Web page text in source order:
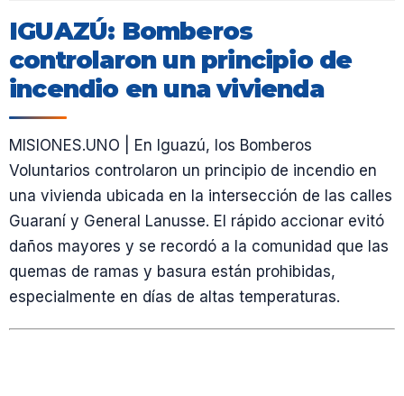
IGUAZÚ: Bomberos
controlaron un principio de
incendio en una vivienda
MISIONES.UNO | En Iguazú, los Bomberos
Voluntarios controlaron un principio de incendio en
una vivienda ubicada en la intersección de las calles
Guaraní y General Lanusse. El rápido accionar evitó
daños mayores y se recordó a la comunidad que las
quemas de ramas y basura están prohibidas,
especialmente en días de altas temperaturas.